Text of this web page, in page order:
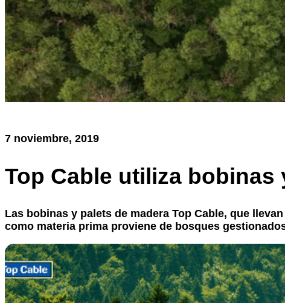
7 noviembre, 2019
Top Cable utiliza
Las bobinas y palets de madera Top Cable, que
como materia prima proviene de bosques